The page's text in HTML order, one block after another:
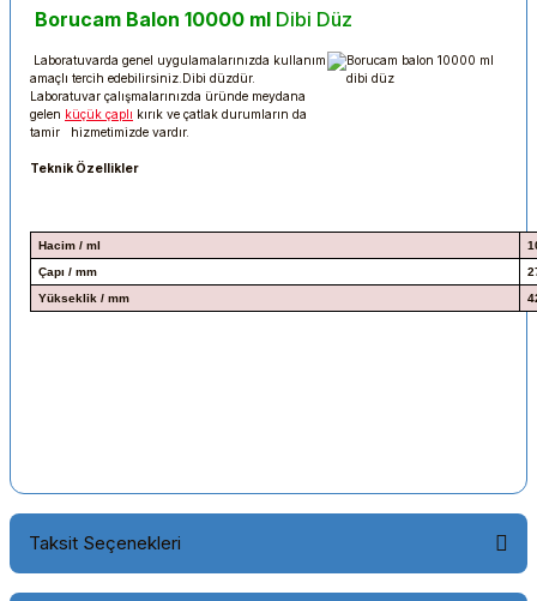
Borucam Balon 10000 ml Dibi Düz
Laboratuvarda genel uygulamalarınızda kullanım
amaçlı tercih edebilirsiniz.Dibi düzdür.
Laboratuvar çalışmalarınızda üründe meydana
gelen küçük çaplı kırık ve çatlak durumların da
tamir hizmetimizde vardır.
Teknik Özellikler
Hacim / ml
Çapı / mm
Yükseklik / mm
Taksit Seçenekleri